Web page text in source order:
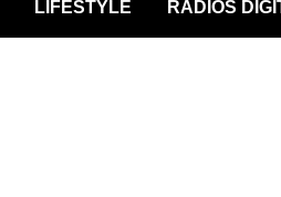
LIFESTYLE RADIOS